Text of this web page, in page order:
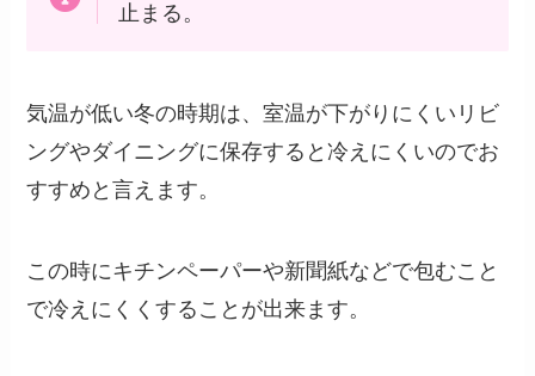
止まる。
気温が低い冬の時期は、室温が下がりにくいリビ
ングやダイニングに保存すると冷えにくいのでお
すすめと言えます。
この時にキチンペーパーや新聞紙などで包むこと
で冷えにくくすることが出来ます。